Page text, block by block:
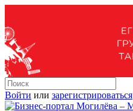
Войти или зарегистрироваться